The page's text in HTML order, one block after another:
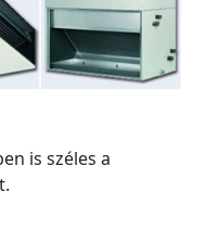
is széles a